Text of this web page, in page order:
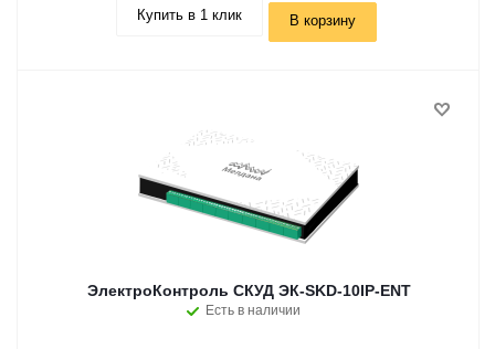
Купить в 1 клик В корзину
ЭлектроКонтроль СКУД ЭК-SKD-10IP-ENT
Есть в наличии